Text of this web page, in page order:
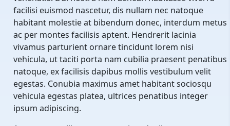
facilisi euismod nascetur, dis nullam nec natoque
habitant molestie at bibendum donec, interdum metus
ac per montes facilisis aptent. Hendrerit lacinia
vivamus parturient ornare tincidunt lorem nisi
vehicula, ut taciti porta nam cubilia praesent penatibus
natoque, ex facilisis dapibus mollis vestibulum velit
egestas. Conubia maximus amet habitant sociosqu
vehicula egestas platea, ultrices penatibus integer
ipsum adipiscing.